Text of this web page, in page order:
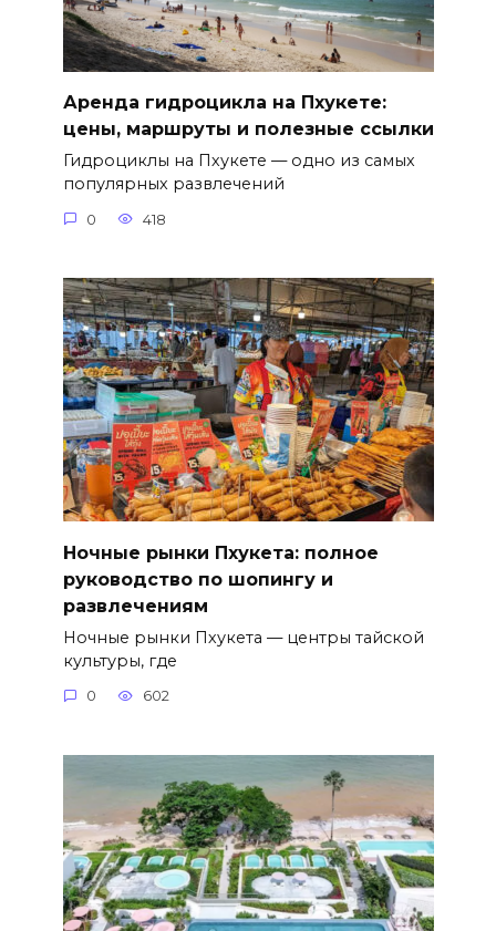
Аренда гидроцикла на Пхукете:
цены, маршруты и полезные ссылки
Гидроциклы на Пхукете — одно из самых
популярных развлечений
0 418
Ночные рынки Пхукета: полное
руководство по шопингу и
развлечениям
Ночные рынки Пхукета — центры тайской
культуры, где
0 602